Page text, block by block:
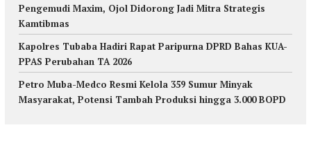
Pengemudi Maxim, Ojol Didorong Jadi Mitra Strategis
Kamtibmas
Kapolres Tubaba Hadiri Rapat Paripurna DPRD Bahas KUA-
PPAS Perubahan TA 2026
Petro Muba-Medco Resmi Kelola 359 Sumur Minyak
Masyarakat, Potensi Tambah Produksi hingga 3.000 BOPD